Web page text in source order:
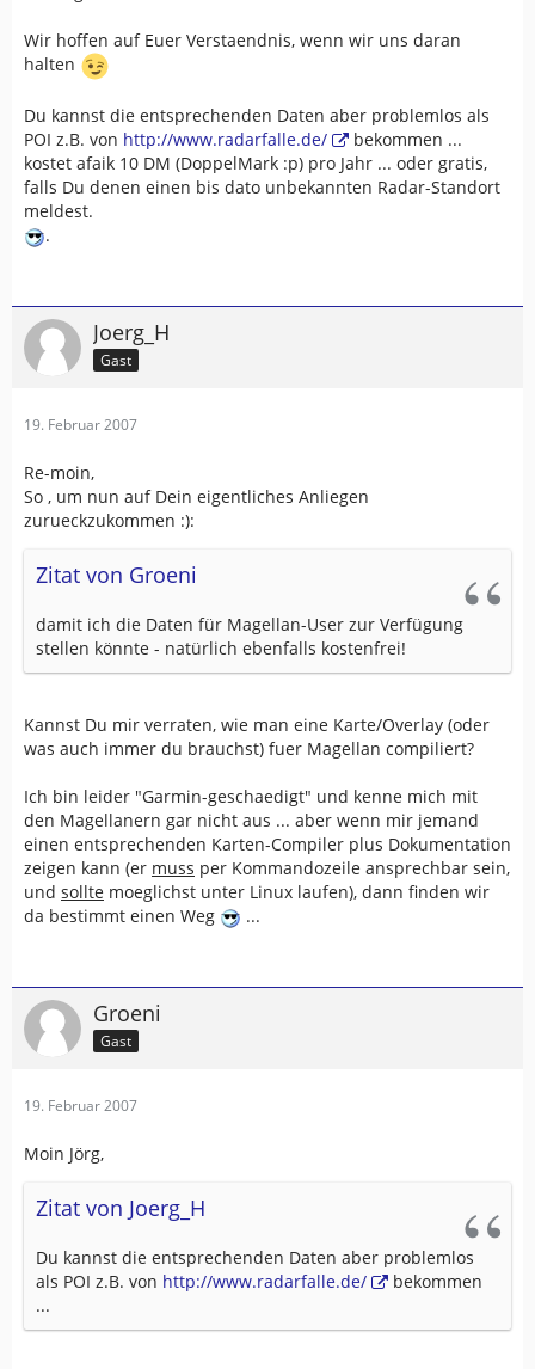
Wir hoffen auf Euer Verstaendnis, wenn wir uns daran
halten
Du kannst die entsprechenden Daten aber problemlos als
POI z.B. von http://www.radarfalle.de/
bekommen ...
kostet afaik 10 DM (DoppelMark :p) pro Jahr ... oder gratis,
falls Du denen einen bis dato unbekannten Radar-Standort
meldest.
.
Joerg_H
Gast
19. Februar 2007
Re-moin,
So , um nun auf Dein eigentliches Anliegen
zurueckzukommen :):
Zitat von Groeni
damit ich die Daten für Magellan-User zur Verfügung
stellen könnte - natürlich ebenfalls kostenfrei!
Kannst Du mir verraten, wie man eine Karte/Overlay (oder
was auch immer du brauchst) fuer Magellan compiliert?
Ich bin leider "Garmin-geschaedigt" und kenne mich mit
den Magellanern gar nicht aus ... aber wenn mir jemand
einen entsprechenden Karten-Compiler plus Dokumentation
zeigen kann (er muss per Kommandozeile ansprechbar sein,
und sollte moeglichst unter Linux laufen), dann finden wir
da bestimmt einen Weg
...
Groeni
Gast
19. Februar 2007
Moin Jörg,
Zitat von Joerg_H
Du kannst die entsprechenden Daten aber problemlos
als POI z.B. von http://www.radarfalle.de/
bekommen
...